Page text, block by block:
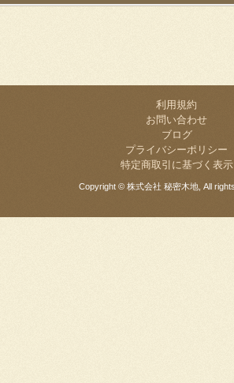
利用規約
お問い合わせ
ブログ
プライバシーポリシー
特定商取引に基づく表示
Copyright © 株式会社 秘密木地, All